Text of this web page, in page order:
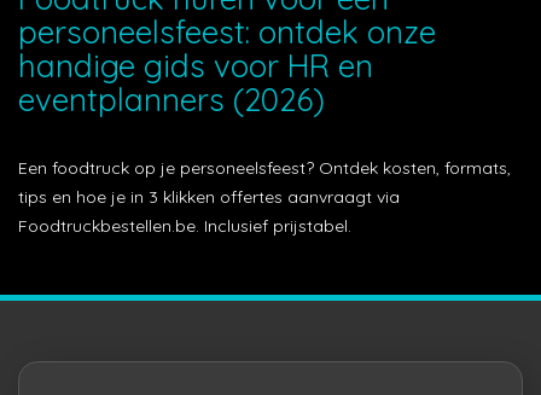
personeelsfeest: ontdek onze
handige gids voor HR en
eventplanners (2026)
Een foodtruck op je personeelsfeest? Ontdek kosten, formats,
tips en hoe je in 3 klikken offertes aanvraagt via
Foodtruckbestellen.be. Inclusief prijstabel.